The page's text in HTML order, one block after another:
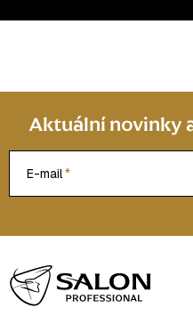
Aktuální novinky
E-mail
á
p